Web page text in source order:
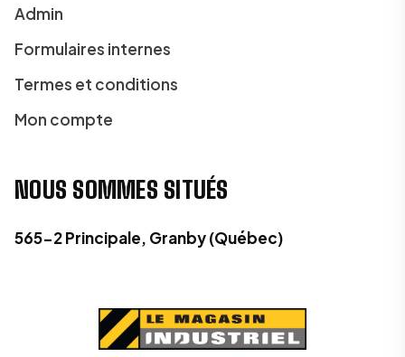
Admin
Formulaires internes
Termes et conditions
Mon compte
NOUS SOMMES SITUÉS
565-2 Principale, Granby (Québec)